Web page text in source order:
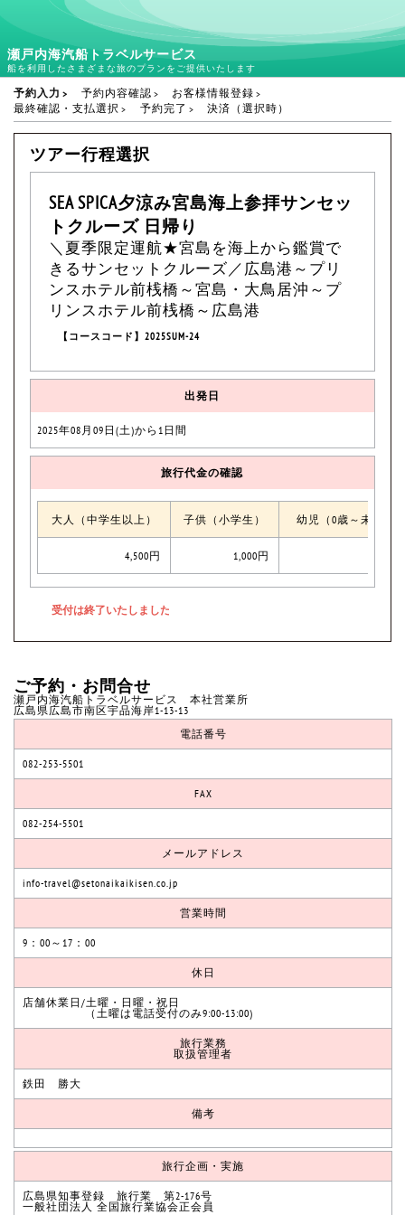
瀬戸内海汽船トラベルサービス
船を利用したさまざまな旅のプランをご提供いたします
予約入力 予約内容確認
お客様情報登録
最終確認・支払選択
予約完了 決済（選択時）
ツアー行程選択
SEA SPICA夕涼み宮島海上参拝サンセッ
トクルーズ 日帰り
＼夏季限定運航★宮島を海上から鑑賞で
きるサンセットクルーズ／広島港～プリ
ンスホテル前桟橋～宮島・大鳥居沖～プ
リンスホテル前桟橋～広島港
【コースコード】2025SUM-24
出発日
2025年08月09日(土)から1日間
旅行代金の確認
大人（中学生以上） 子供（小学生） 幼児（0歳～未就学
4,500円 1,000円
ご予約・お問合せ
瀬戸内海汽船トラベルサービス 本社営業所
広島県広島市南区宇品海岸1-13-13
電話番号
082-253-5501
FAX
082-254-5501
メールアドレス
info-travel@setonaikaikisen.co.jp
営業時間
9：00～17：00
休日
店舗休業日/土曜・日曜・祝日
（土曜は電話受付のみ9:00-13:00)
旅行業務
取扱管理者
鉄田 勝大
備考
旅行企画・実施
広島県知事登録 旅行業 第2-176号
一般社団法人 全国旅行業協会正会員